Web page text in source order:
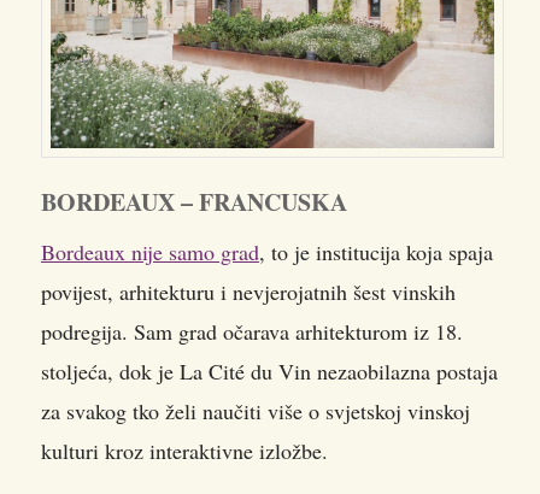
BORDEAUX – FRANCUSKA
Bordeaux nije samo grad, to je institucija koja spaja
povijest, arhitekturu i nevjerojatnih šest vinskih
podregija. Sam grad očarava arhitekturom iz 18.
stoljeća, dok je La Cité du Vin nezaobilazna postaja
za svakog tko želi naučiti više o svjetskoj vinskoj
kulturi kroz interaktivne izložbe.